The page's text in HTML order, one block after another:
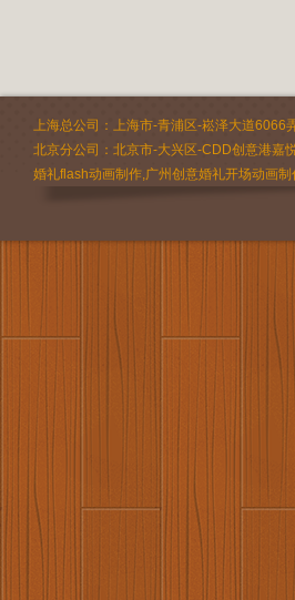
上海总公司：上海市-青浦区-崧泽大道
北京分公司：北京市-大兴区-CDD创意港
婚礼flash动画制作,广州创意婚礼开场动画